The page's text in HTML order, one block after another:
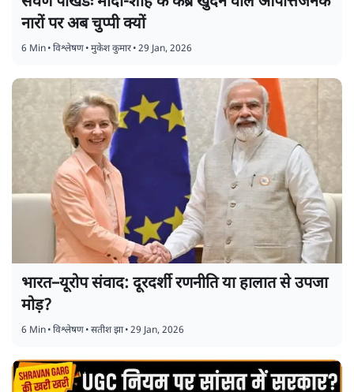
नारों पर अब चुप्पी क्यों
6 Min•विश्लेषण•मुकेश कुमार•29 Jan, 2026
भारत–यूरोप संवाद: दूरदर्शी रणनीति या हालात से उपजा
मोड़?
6 Min•विश्लेषण•सतीश झा•29 Jan, 2026